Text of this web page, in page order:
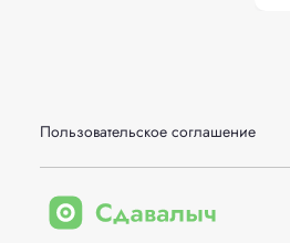
Пользовательское соглашение